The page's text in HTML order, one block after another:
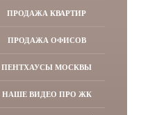
ПРОДАЖА КВАРТИР
ПРОДАЖА ОФИСОВ
ПЕНТХАУСЫ МОСКВЫ
НАШЕ ВИДЕО ПРО ЖК